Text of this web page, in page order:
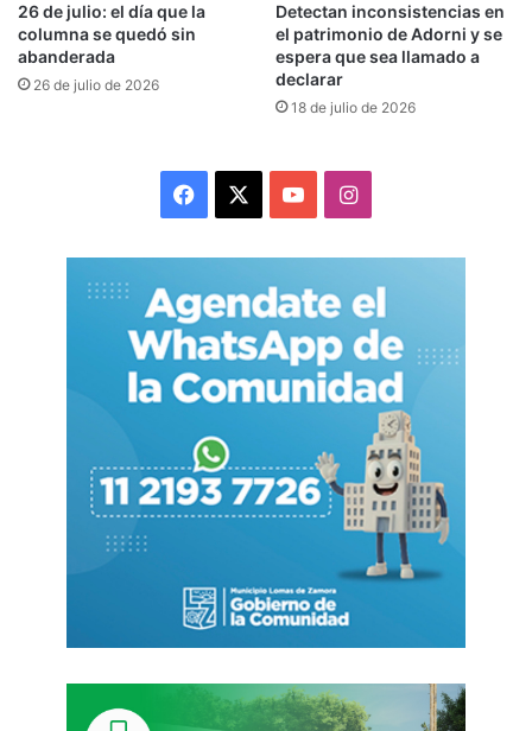
26 de julio: el día que la
columna se quedó sin
abanderada
26 de julio de 2026
Detectan inconsistencias en
el patrimonio de Adorni y se
espera que sea llamado a
declarar
18 de julio de 2026
Facebook YouTubeInstagram